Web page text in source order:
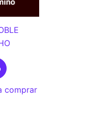
comprar